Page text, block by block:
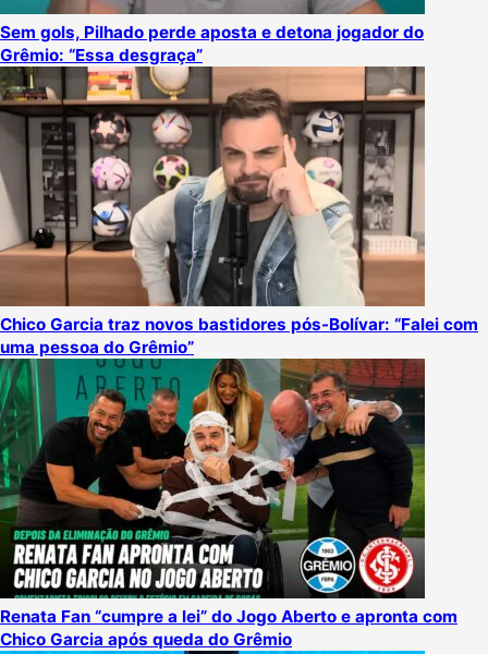
Sem gols, Pilhado perde aposta e detona jogador do
Grêmio: “Essa desgraça”
Chico Garcia traz novos bastidores pós-Bolívar: “Falei com
uma pessoa do Grêmio”
Renata Fan “cumpre a lei” do Jogo Aberto e apronta com
Chico Garcia após queda do Grêmio